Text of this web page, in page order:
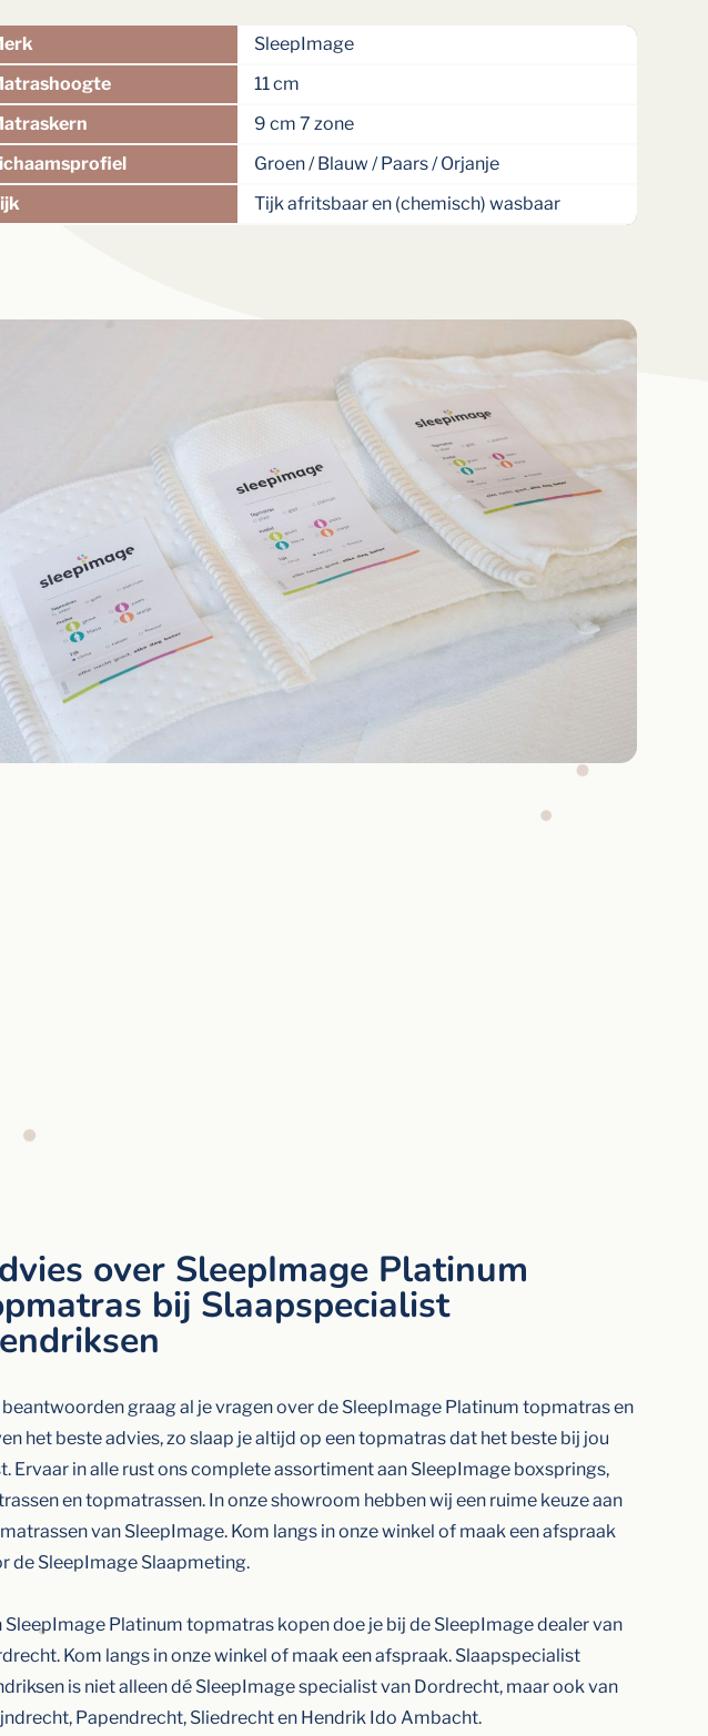
SleepImage
11 cm
9 cm 7 zone
Groen / Blauw / Paars / Orjanje
Tijk afritsbaar en (chemisch) wasbaar
over SleepImage Platinum
bij Slaapspecialist
beantwoorden graag al je vragen over de SleepImage Platinum topmatras en
het beste advies, zo slaap je altijd op een topmatras dat het beste bij jou
Ervaar in alle rust ons complete assortiment aan SleepImage boxsprings,
en topmatrassen. In onze showroom hebben wij een ruime keuze aan
van SleepImage. Kom langs in onze winkel of maak een afspraak
de SleepImage Slaapmeting.
SleepImage Platinum topmatras kopen doe je bij de SleepImage dealer van
Kom langs in onze winkel of maak een afspraak. Slaapspecialist
is niet alleen dé SleepImage specialist van Dordrecht, maar ook van
Papendrecht, Sliedrecht en Hendrik Ido Ambacht.